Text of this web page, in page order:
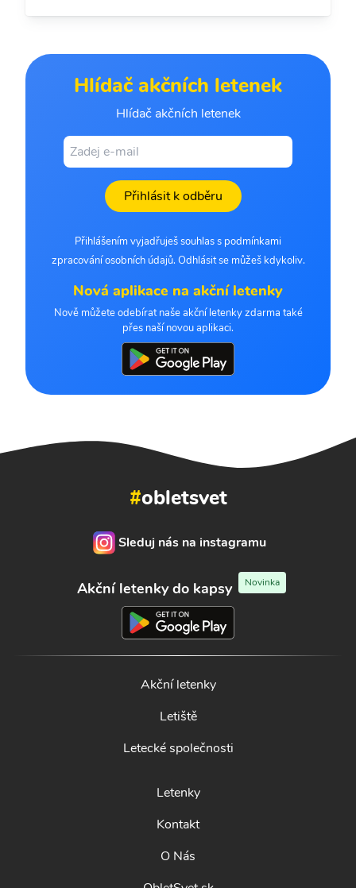
Hlídač akčních letenek
Hlídač akčních letenek
Přihlásit k odběru
Přihlášením vyjadřuješ souhlas s podmínkami
zpracování osobních údajů. Odhlásit se můžeš kdykoliv.
Nová aplikace na akční letenky
Nově můžete odebírat naše akční letenky zdarma také
přes naší novou aplikaci.
#obletsvet
Sleduj nás na instagramu
Akční letenky do kapsy Novinka
Akční letenky
Letiště
Letecké společnosti
Letenky
Kontakt
O Nás